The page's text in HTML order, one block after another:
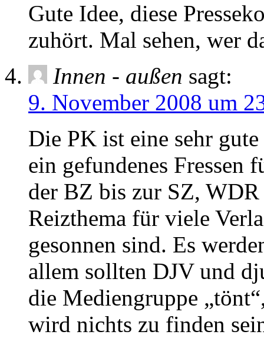
Gute Idee, diese
zuhört. Mal sehen, wer
Innen - außen sagt:
9. November 2008 um
Die PK ist eine sehr
ein gefundenes Fressen
der BZ bis zur SZ,
Reizthema für viele
gesonnen sind. Es
allem sollten DJV und
die Mediengruppe
wird nichts zu finden